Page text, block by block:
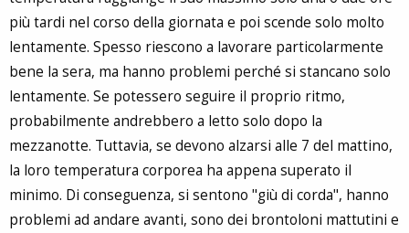
più tardi nel corso della giornata e poi scende solo molto
lentamente. Spesso riescono a lavorare particolarmente
bene la sera, ma hanno problemi perché si stancano solo
lentamente. Se potessero seguire il proprio ritmo,
probabilmente andrebbero a letto solo dopo la
mezzanotte. Tuttavia, se devono alzarsi alle 7 del mattino,
la loro temperatura corporea ha appena superato il
minimo. Di conseguenza, si sentono "giù di corda", hanno
problemi ad andare avanti, sono dei brontoloni mattutini e